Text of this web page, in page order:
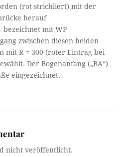
(rot strichliert) mit der
herauf
bezeichnet mit WP
zwischen diesen beiden
mit R = 300 (roter Eintrag bei
Der Bogenanfang („BA“)
eingezeichnet.
nicht veröffentlicht.